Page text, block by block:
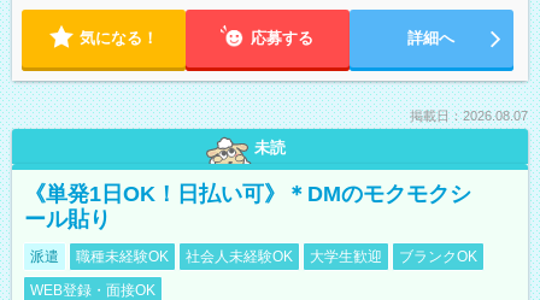
気になる！ 応募する 詳細へ
掲載日：2026.08.07
未読
《単発1日OK！日払い可》＊DMのモクモクシ
ール貼り
派遣 職種未経験OK 社会人未経験OK 大学生歓迎
ブランクOK
WEB登録・面接OK